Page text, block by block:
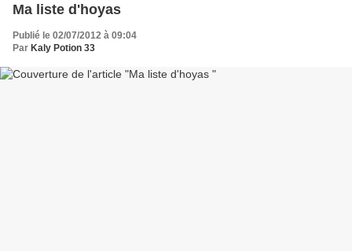
Ma liste d'hoyas
Publié le 02/07/2012 à 09:04
Par Kaly Potion 33